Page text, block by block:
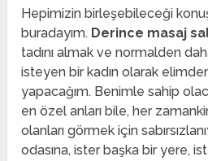
Hepimizin birleşebileceği
buradayım. Derince masaj
tadını almak ve normalden
isteyen bir kadın olarak
yapacağım. Benimle sahip
en özel anları bile, her
olanları görmek için
odasına, ister başka bir yere,